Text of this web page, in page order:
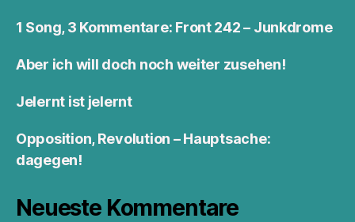
1 Song, 3 Kommentare: Front 242 – Junkdrome
Aber ich will doch noch weiter zusehen!
Jelernt ist jelernt
Opposition, Revolution – Hauptsache:
dagegen!
Neueste Kommentare